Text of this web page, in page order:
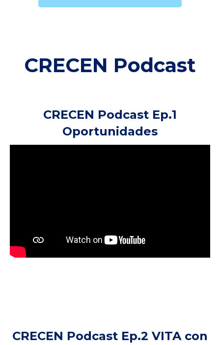
CRECEN Podcast
CRECEN Podcast Ep.1
Oportunidades
CRECEN Podcast Ep.2 VITA con